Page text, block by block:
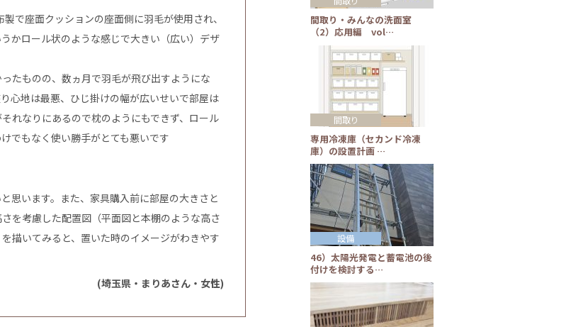
で座面クッションの座面側に羽毛が使用され、
かロール状のような感じで大きい（広い）デザ
たものの、数ヵ月で羽毛が飛び出すようにな
心地は最悪、ひじ掛けの幅が広いせいで部屋は
れなりにあるので枕のようにもできず、ロール
でもなく使い勝手がとても悪いです
思います。また、家具購入前に部屋の大きさと
を考慮した配置図（平面図と本棚のような高さ
描いてみると、置いた時のイメージがわきやす
(埼玉県・まりあさん・女性)
間取り・みんなの洗面室
（2）応用編 vol…
専用冷凍庫（セカンド冷凍
庫）の設置計画 …
間取り
46）太陽光発電と蓄電池の後
付けを検討する…
設備